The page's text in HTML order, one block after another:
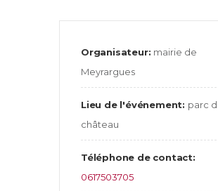
Organisateur: mairie de
Meyrargues
Lieu de l'événement: parc
château
Téléphone de contact:
0617503705